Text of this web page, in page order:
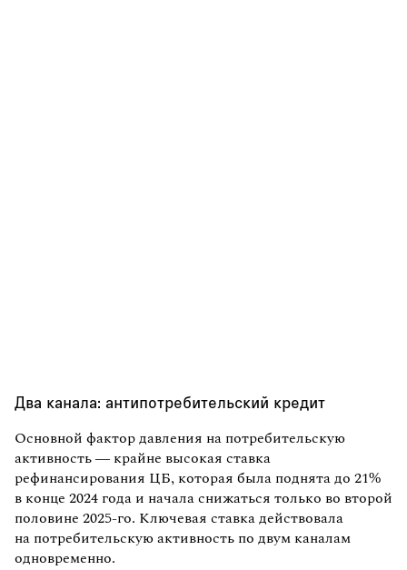
Два канала: антипотребительский кредит
Основной фактор давления на потребительскую
активность — крайне высокая ставка
рефинансирования ЦБ, которая была поднята до 21%
в конце 2024 года и начала снижаться только во второй
половине 2025-го. Ключевая ставка действовала
на потребительскую активность по двум каналам
одновременно.